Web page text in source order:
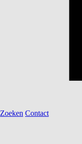
Zoeken Contact